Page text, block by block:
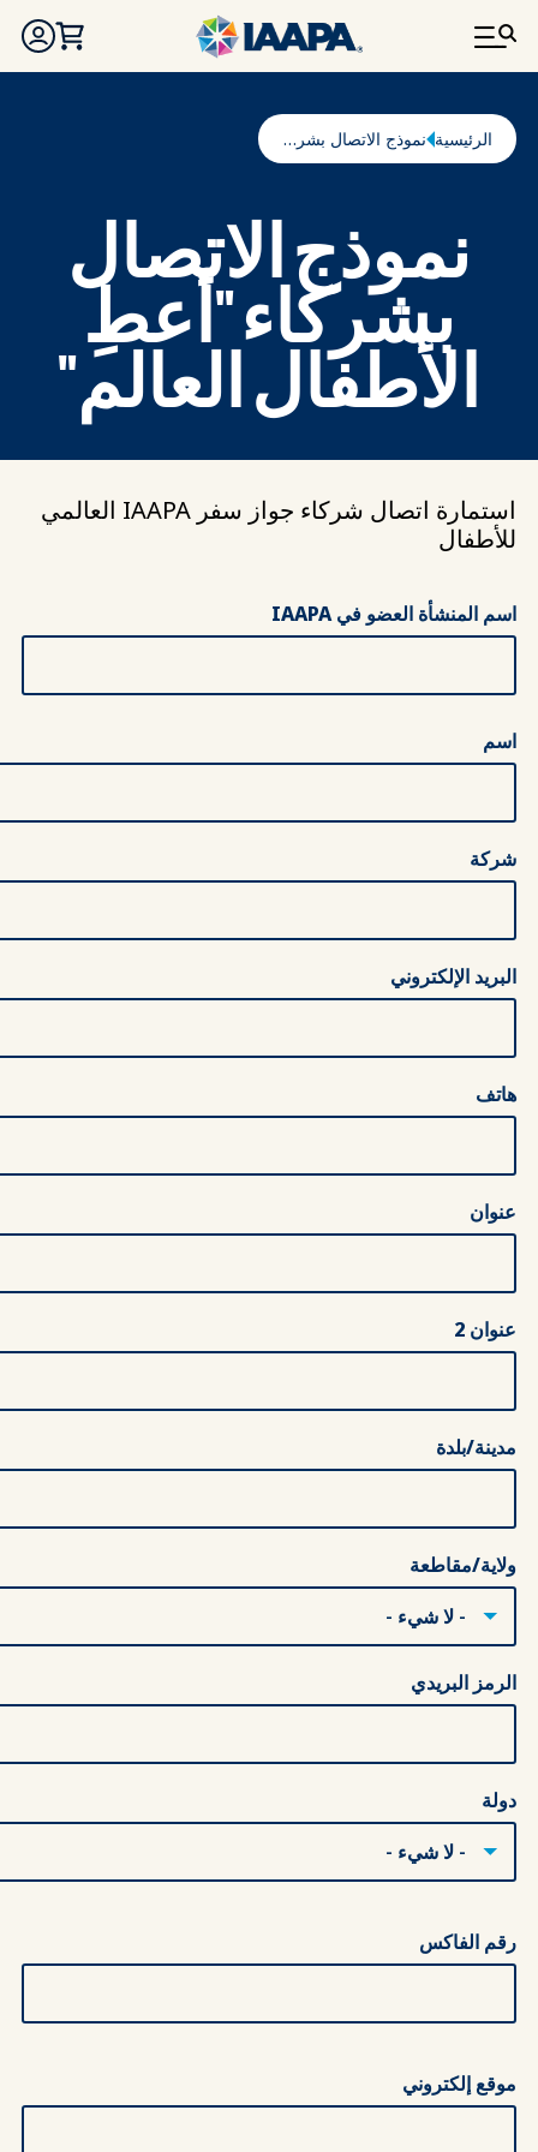
تجاوز إلى المحتوى الرئيسي
مسار التنقل
الرئيسية نموذج الاتصال بشركاء "أعطِ الأطفال العالم"
نموذج الاتصال
بشركاء "أعطِ
الأطفال العالم"
استمارة اتصال شركاء جواز سفر IAAPA العالمي
للأطفال
اسم المنشأة العضو في IAAPA
معلومات الاتصال الرئيسية
اسم
شركة
البريد الإلكتروني
هاتف
عنوان
عنوان 2
مدينة/بلدة
ولاية/مقاطعة
الرمز البريدي
دولة
رقم الفاكس
موقع إلكتروني